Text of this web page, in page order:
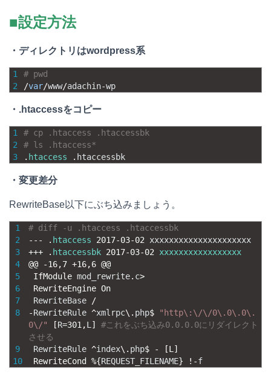
■設定方法
・ディレクトリはwordpress系
1
2
# pwd
/var/www/adachin-wp
・.htaccessをコピー
1
2
3
# cp .htaccess .htaccessbk
# ls .htaccess*
. htaccess . htaccessbk
・変更差分
RewriteBase以下にぶち込みましょう。
1
2
3
4
5
6
7
8
9
10
# diff -u .htaccess .htaccessbk
-- - . htaccess 2017-03-02
xxxxxxxxxxxxxxxxxxxxx
+++ . htaccessbk 2017-03-02
xxxxxxxxxxxxxxxxx
@@ -16,7 +16,6 @@
IfModule mod_rewrite. c>
RewriteEngine On
RewriteBase
/
-RewriteRule ^xmlrpc\ . php$
"http\:\/\/0\.0\.0\.
0\/"
[R=301 ,L ]
#これをぶち込み0.0.0.0にリダイレクト
させる
RewriteRule ^index\ . php$ - [L ]
RewriteCond
%{REQUEST_FILENAME} ! -f